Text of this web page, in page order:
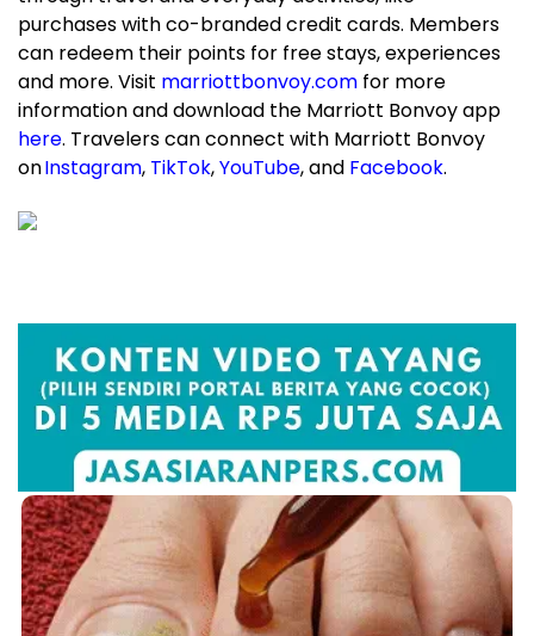
purchases with co-branded credit cards. Members
can redeem their points for free stays, experiences
and more. Visit marriottbonvoy.com for more
information and download the Marriott Bonvoy app
here. Travelers can connect with Marriott Bonvoy
onInstagram, TikTok,YouTube, and Facebook.